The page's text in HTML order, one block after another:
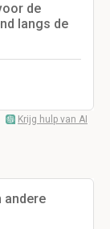
de
langs de
Krijg hulp van AI
andere